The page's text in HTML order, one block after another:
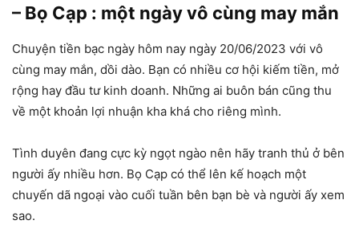
– Bọ Cạp : một ngày vô cùng may mắn
Chuyện tiền bạc ngày hôm nay ngày 20/06/2023 với vô
cùng may mắn, dồi dào. Bạn có nhiều cơ hội kiếm tiền, mở
rộng hay đầu tư kinh doanh. Những ai buôn bán cũng thu
về một khoản lợi nhuận kha khá cho riêng mình.
Tình duyên đang cực kỳ ngọt ngào nên hãy tranh thủ ở bên
người ấy nhiều hơn. Bọ Cạp có thể lên kế hoạch một
chuyến dã ngoại vào cuối tuần bên bạn bè và người ấy xem
sao.